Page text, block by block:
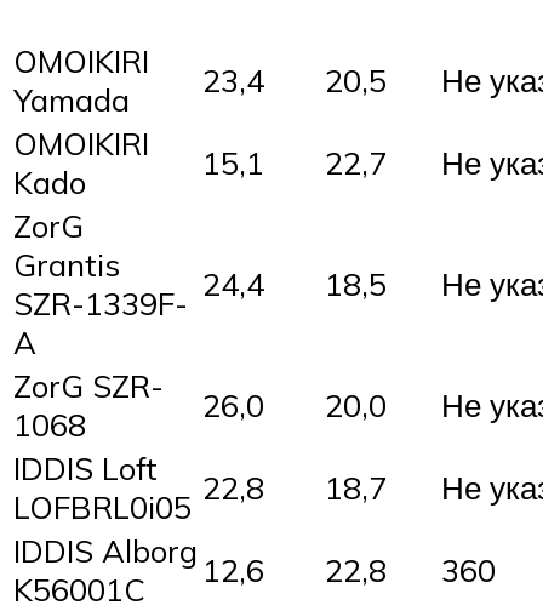
OMOIKIRI
Yamada
23,4 20,5
Не
OMOIKIRI
Kado
15,1 22,7
Не
ZorG
Grantis
SZR-1339F-
A
24,4 18,5 Не
ZorG SZR-
1068
26,0 20,0
Не
IDDIS Loft
LOFBRL0i05 22,8 18,7
Не
IDDIS Alborg
K56001C
12,6 22,8
360